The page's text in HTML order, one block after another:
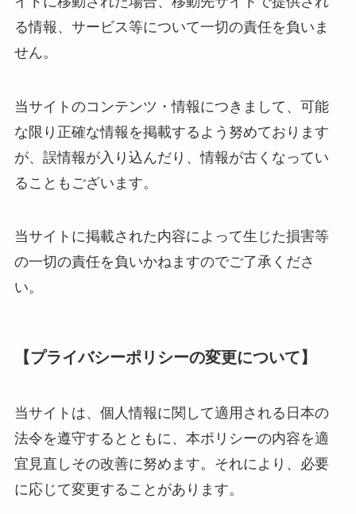
る情報、サービス等について一切の責任を負いま
せん。
当サイトのコンテンツ・情報につきまして、可能
な限り正確な情報を掲載するよう努めております
が、誤情報が入り込んだり、情報が古くなってい
ることもございます。
当サイトに掲載された内容によって生じた損害等
の一切の責任を負いかねますのでご了承くださ
い。
【プライバシーポリシーの変更について】
当サイトは、個人情報に関して適用される日本の
法令を遵守するとともに、本ポリシーの内容を適
宜見直しその改善に努めます。それにより、必要
に応じて変更することがあります。